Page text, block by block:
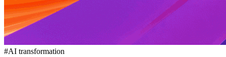
#AI transformation